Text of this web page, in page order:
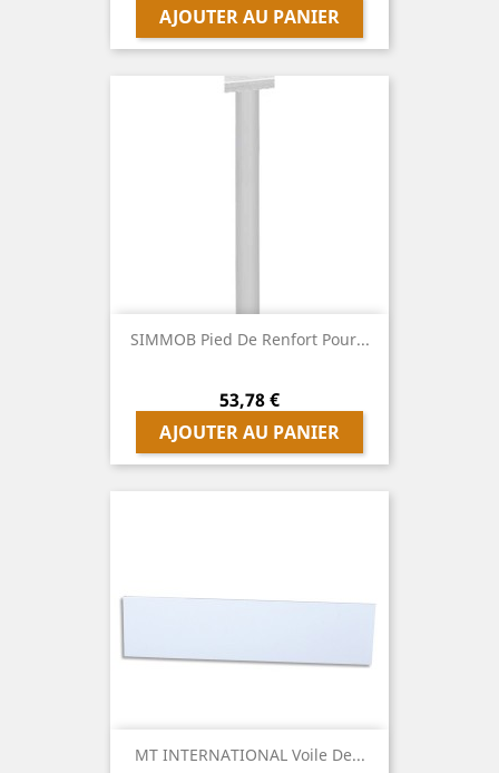
AJOUTER AU PANIER
SIMMOB Pied De Renfort Pour...
Prix
53,78 €
AJOUTER AU PANIER
MT INTERNATIONAL Voile De...